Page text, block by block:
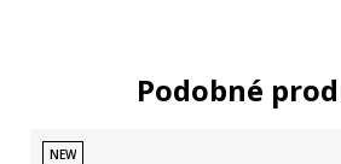
Podobné
NEW